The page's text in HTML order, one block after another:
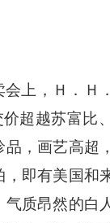
上，Ｈ．Ｈ
超越苏富比
，画艺高超
即有美国和
质昂然的白